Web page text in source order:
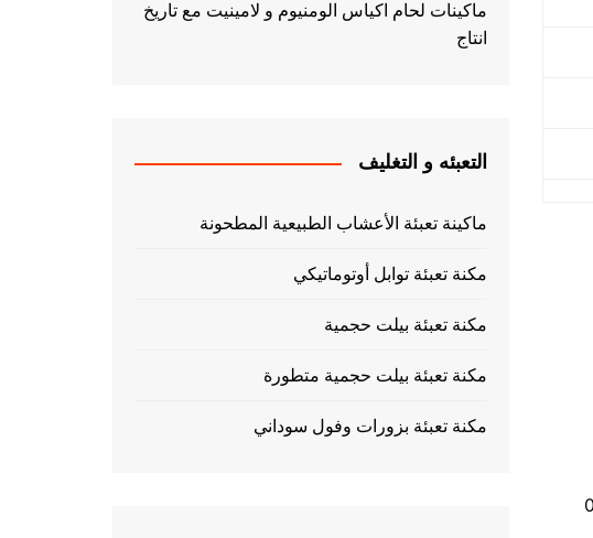
ماكينات لحام اكياس الومنيوم و لامينيت مع تاريخ
انتاج
التعبئه و التغليف
ماكينة تعبئة الأعشاب الطبيعية المطحونة
مكنة تعبئة توابل أوتوماتيكي
مكنة تعبئة بيلت حجمية
مكنة تعبئة بيلت حجمية متطورة
مكنة تعبئة بزورات وفول سوداني